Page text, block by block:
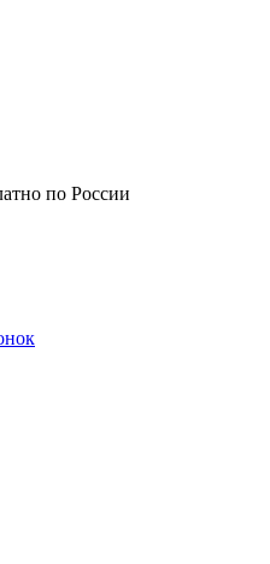
по России